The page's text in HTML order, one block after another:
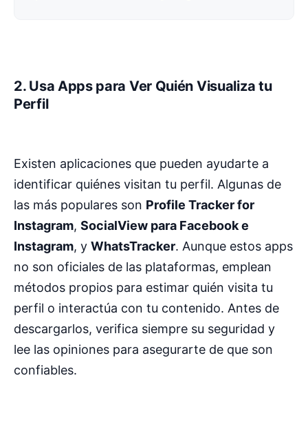
2. Usa Apps para Ver Quién Visualiza tu
Perfil
Existen aplicaciones que pueden ayudarte a
identificar quiénes visitan tu perfil. Algunas de
las más populares son Profile Tracker for
Instagram, SocialView para Facebook e
Instagram, y WhatsTracker. Aunque estos apps
no son oficiales de las plataformas, emplean
métodos propios para estimar quién visita tu
perfil o interactúa con tu contenido. Antes de
descargarlos, verifica siempre su seguridad y
lee las opiniones para asegurarte de que son
confiables.